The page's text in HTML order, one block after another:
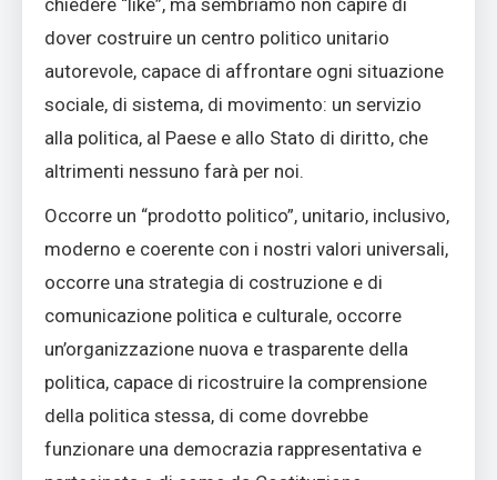
chiedere “like”, ma sembriamo non capire di
dover costruire un centro politico unitario
autorevole, capace di affrontare ogni situazione
sociale, di sistema, di movimento: un servizio
alla politica, al Paese e allo Stato di diritto, che
altrimenti nessuno farà per noi.
Occorre un “prodotto politico”, unitario, inclusivo,
moderno e coerente con i nostri valori universali,
occorre una strategia di costruzione e di
comunicazione politica e culturale, occorre
un’organizzazione nuova e trasparente della
politica, capace di ricostruire la comprensione
della politica stessa, di come dovrebbe
funzionare una democrazia rappresentativa e